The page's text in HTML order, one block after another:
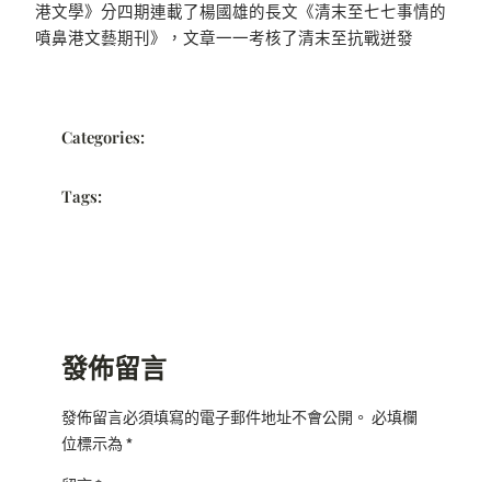
港文學》分四期連載了楊國雄的長文《清末至七七事情的
噴鼻港文藝期刊》，文章一一考核了清末至抗戰迸發
Categories:
Tags:
發佈留言
發佈留言必須填寫的電子郵件地址不會公開。 必填欄
位標示為*